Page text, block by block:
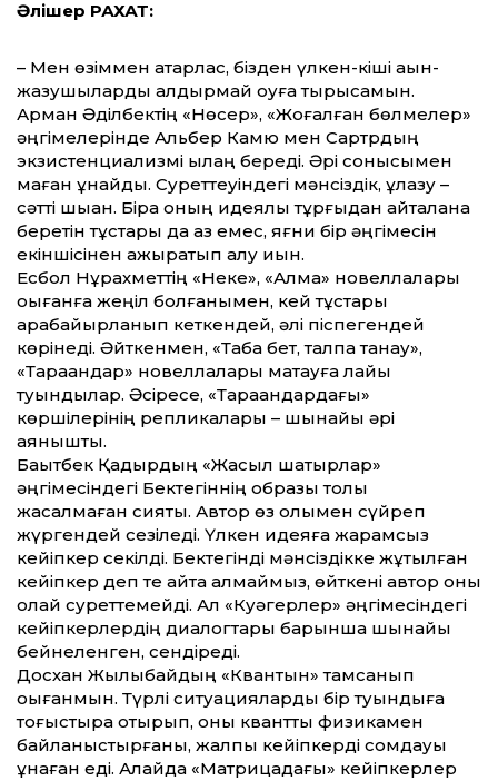
Әлішер РАХАТ:
– Мен өзіммен қатарлас, бізден үлкен-кіші ақын-
жазушыларды қалдырмай оқуға тырысамын.
Арман Әділбектің «Нөсер», «Жоғалған бөлмелер»
әңгімелерінде Альбер Камю мен Сартрдың
экзистенциализмі қылаң береді. Әрі сонысымен
маған ұнайды. Суреттеуіндегі мәнсіздік, құлазу –
сәтті шыққан. Бірақ оның идеялық тұрғыдан қайталана
беретін тұстары да аз емес, яғни бір әңгімесін
екіншісінен ажыратып алу қиын.
Есбол Нұрахметтің «Неке», «Алма» новел­ла­лары
оқығанға жеңіл болғанымен, кей тұстары
қарабайырланып кеткендей, әлі піспегендей
көрінеді. Әйткенмен, «Табақ бет, талпақ танау»,
«Тарақандар» новеллалары мақтауға лайық
туындылар. Әсіресе, «Тара­қан­­дардағы»
көршілерінің репликалары – шынайы әрі
аянышты.
Бақытбек Қадырдың «Жасыл шатырлар»
әңгімесіндегі Бектегіннің образы толық
жасалмаған сияқты. Автор өз қолымен сүйреп
жүргендей сезіледі. Үлкен идеяға жарамсыз
кейіпкер секілді. Бектегінді мәнсіздікке жұтыл­ған
кейіпкер деп те айта алмаймыз, өйт­кені автор оны
олай суреттемейді. Ал «Куәгерлер» әңгімесіндегі
кейіпкерлердің диалогтары барынша шынайы
бейнеленген, сендіреді.
Досхан Жылқыбайдың «Квантын» тамсанып
оқығанмын. Түрлі ситуацияларды бір туындыға
тоғыстыра отырып, оны квант­тық физикамен
байланыстырғаны, жалпы кейіпкерді сомдауы
ұнаған еді. Алайда «Матрицадағы» кейіпкерлер